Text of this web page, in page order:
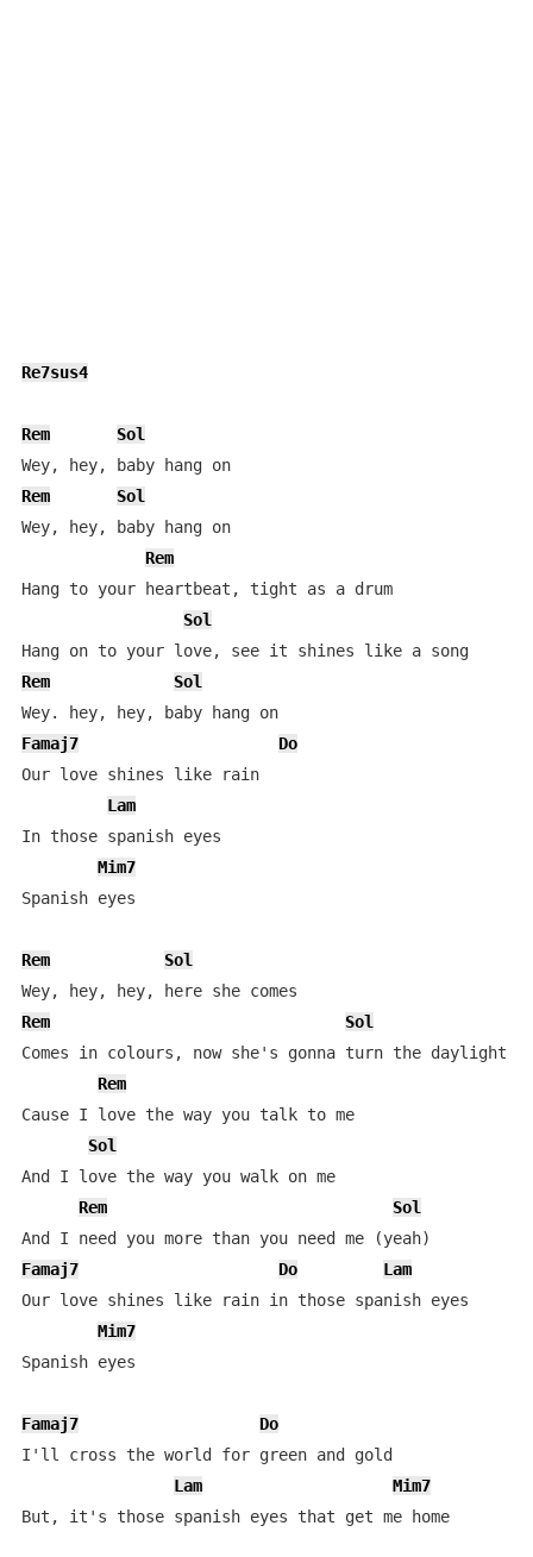
Re7sus4
Rem
Sol
Wey, hey, baby hang on
Rem
Sol
Wey, hey, baby hang on
Rem
Hang to your heartbeat, tight as a drum
Sol
Hang on to your love, see it shines like a song
Rem
Sol
Wey. hey, hey, baby hang on
Famaj7
Do
Our love shines like rain
Lam
In those spanish eyes
Mim7
Spanish eyes
Rem
Sol
Rem
Sol
Comes in colours, now she's gonna turn the daylight
Rem
Cause I love the way you talk to me
Sol
And I love the way you walk on me
Rem
Sol
Famaj7
Do
Lam
Our love shines like rain in those spanish eyes
Mim7
Spanish eyes
Famaj7
Do
I'll cross the world for green and gold
Lam
Mim7
But, it's those spanish eyes that get me home